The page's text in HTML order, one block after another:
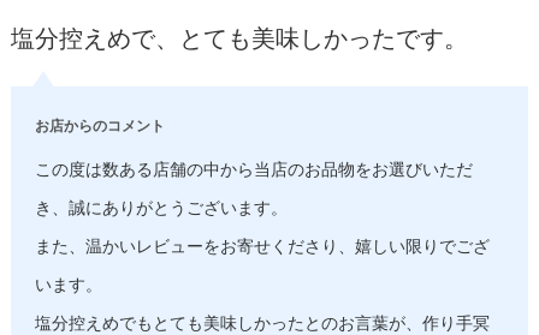
塩分控えめで、とても美味しかったです。
お店からのコメント
この度は数ある店舗の中から当店のお品物をお選びいただ
き、誠にありがとうございます。
また、温かいレビューをお寄せくださり、嬉しい限りでござ
います。
塩分控えめでもとても美味しかったとのお言葉が、作り手冥